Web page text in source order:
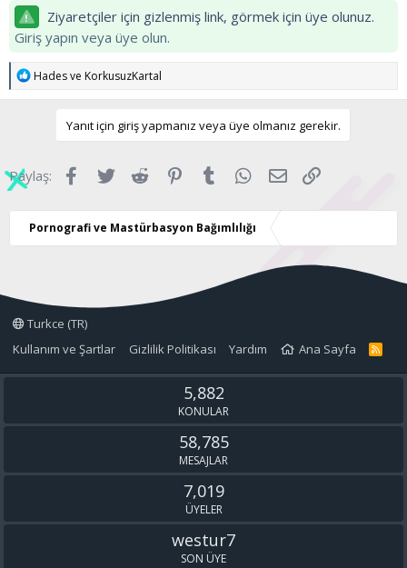
Ziyaretçiler için gizlenmiş link, görmek için üye olunuz.
Giriş yapın veya üye olun.
T
p
r
Hadesve KorkusuzKartal
Yanıt için giriş yapmanız veya üye olmanız gerekir.
Paylaş: Facebook
Twitter Reddit Pinterest
Tumblr WhatsApp
E-posta
Pornografi ve Mastürbasyon Bağımlılığı
Turkce (TR)
Kullanım ve Şartlar
Gizlilik Politikası Yardım Ana Sayfa
R
S
5,882
KONULAR
58,785
MESAJLAR
7,019
ÜYELER
westur7
SON ÜYE